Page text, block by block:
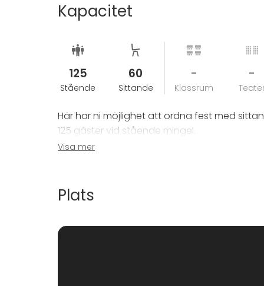
Kapacitet
125
Stående
60
Sittande
-
Klassrum
-
Här har ni möjlighet att ordna fest med
125 gäster vid stående mingel.
Visa mer
Plats